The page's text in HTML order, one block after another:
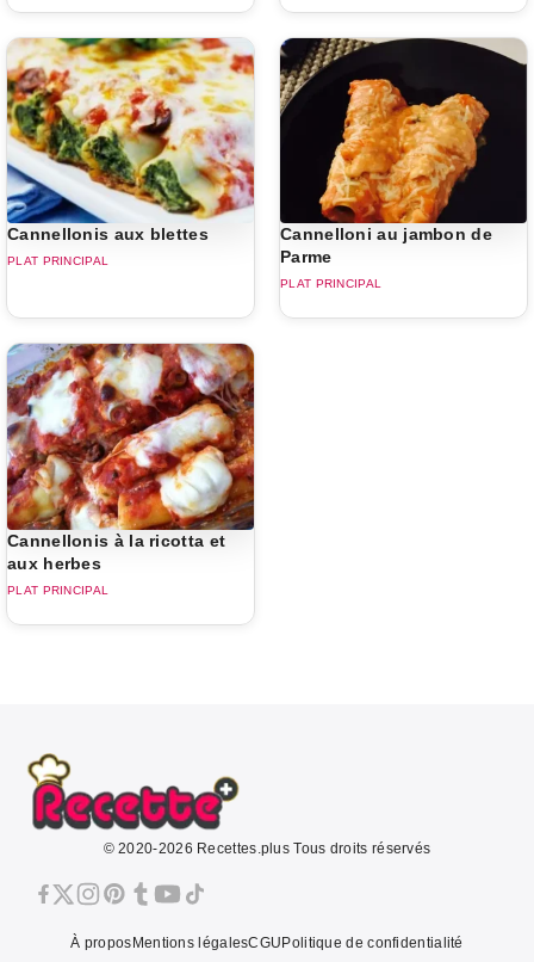
Cannellonis aux blettes
PLAT PRINCIPAL
Cannelloni au jambon de
Parme
PLAT PRINCIPAL
Cannellonis à la ricotta et
aux herbes
PLAT PRINCIPAL
© 2020-2026 Recettes.plus Tous droits réservés
À proposMentions légalesCGUPolitique de confidentialité